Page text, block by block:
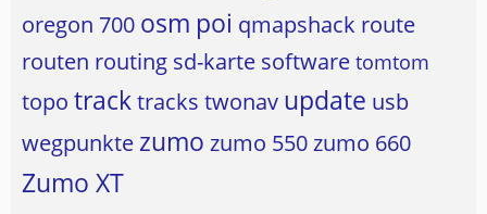
oregon 700 osm poi qmapshack route
routen routing sd-karte software tomtom
topo tracktracks twonav update usb
wegpunkte zumo zumo 550zumo 660
Zumo XT